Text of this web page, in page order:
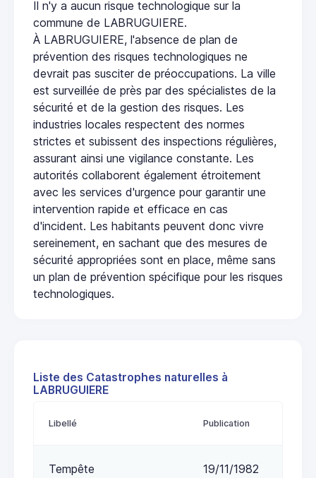
Il n'y a aucun risque technologique sur la
commune de LABRUGUIERE.
À LABRUGUIERE, l'absence de plan de
prévention des risques technologiques ne
devrait pas susciter de préoccupations. La ville
est surveillée de près par des spécialistes de la
sécurité et de la gestion des risques. Les
industries locales respectent des normes
strictes et subissent des inspections régulières,
assurant ainsi une vigilance constante. Les
autorités collaborent également étroitement
avec les services d'urgence pour garantir une
intervention rapide et efficace en cas
d'incident. Les habitants peuvent donc vivre
sereinement, en sachant que des mesures de
sécurité appropriées sont en place, même sans
un plan de prévention spécifique pour les risques
technologiques.
Liste des Catastrophes naturelles à
LABRUGUIERE
Libellé Publication
Tempête 19/11/1982